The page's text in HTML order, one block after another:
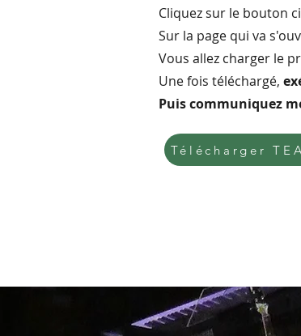
Cliquez sur le bouton
Sur la page qui va
Vous allez charger le
Une fois téléchargé,
Puis communiquez
Télécharger